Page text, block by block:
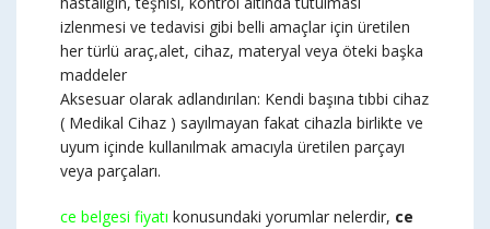
izlenmesi ve tedavisi gibi belli amaçlar için üretilen
her türlü araç,alet, cihaz, materyal veya öteki başka
maddeler
Aksesuar olarak adlandırılan: Kendi başına tıbbi cihaz
( Medikal Cihaz ) sayılmayan fakat cihazla birlikte ve
uyum içinde kullanılmak amacıyla üretilen parçayı
veya parçaları.
ce belgesi fiyatı konusundaki yorumlar nelerdir, ce